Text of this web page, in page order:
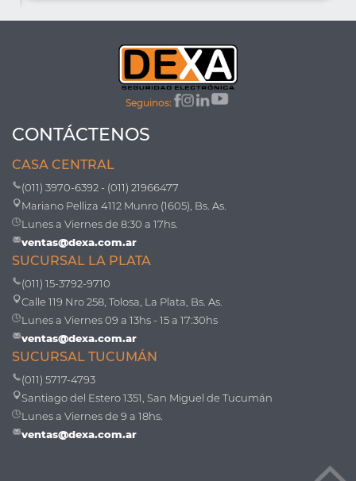
Seguinos:
CONTÁCTENOS
CASA CENTRAL
(011) 3970-6392 - (011) 21966477
Mariano Pelliza 4112 Munro (1605), Bs. As.
Lunes a Viernes de 8:30 a 17hs.
ventas@dexa.com.ar
SUCURSAL LA PLATA
(011) 15-3792-9710
Calle 119 Nro 258, Tolosa, La Plata, Bs. As.
Lunes a Viernes 09 a 13hs - 15 a 17:30hs
ventas@dexa.com.ar
SUCURSAL TUCUMÁN
(011) 5717-4793
Santiago del Estero 1351, San Miguel de Tucumán
Lunes a Viernes de 9 a 18hs.
ventas@dexa.com.ar